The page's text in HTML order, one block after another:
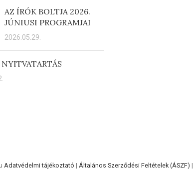
AZ ÍRÓK BOLTJA 2026.
JÚNIUSI PROGRAMJAI
2026.05.29.
Adatvédelmi tájékoztató | Általános Szerződési Feltételek (ÁSZF) |